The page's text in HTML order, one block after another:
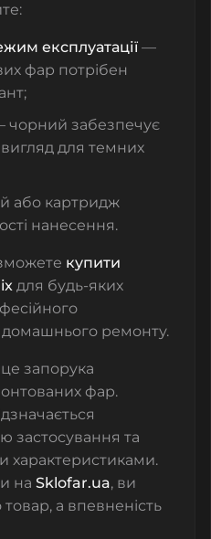
експлуатації —
фар потрібен
чорний забезпечує
для темних
або картридж
нанесення.
купити
для будь-яких
домашнього ремонту.
запорука
фар.
застосування та
характеристиками.
на Sklofar.ua, ви
а впевненість